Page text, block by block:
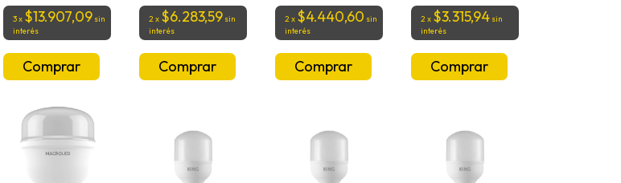
3x $13.907,09 sin
interés
2 x $6.283,59 sin
interés
2 x $4.440,60 sin
interés
2 x $3.315,94 sin
interés